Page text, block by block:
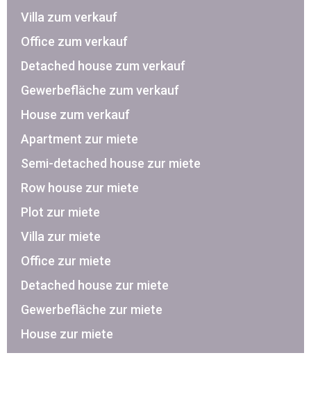
Villa zum verkauf
Office zum verkauf
Detached house zum verkauf
Gewerbefläche zum verkauf
House zum verkauf
Apartment zur miete
Semi-detached house zur miete
Row house zur miete
Plot zur miete
Villa zur miete
Office zur miete
Detached house zur miete
Gewerbefläche zur miete
House zur miete